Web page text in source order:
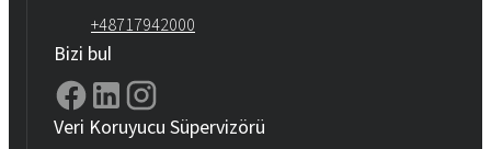
+48717942000
Bizi bul
Veri Koruyucu Süpervizörü